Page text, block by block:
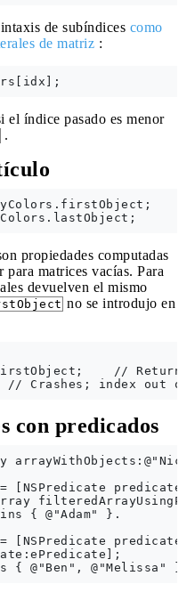
de subíndices como
de matriz :
el índice pasado es menor
.
propiedades computadas
para matrices vacías. Para
devuelven el mismo
no se introdujo en
//
con predicados
[NSPredicate
{ @"Adam" }.
[NSPredicate